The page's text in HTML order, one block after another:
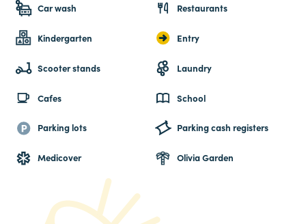
Car wash Restaurants
Kindergarten Entry
Scooter stands Laundry
Cafes School
Parking lots Parking cash registers
Medicover Olivia Garden